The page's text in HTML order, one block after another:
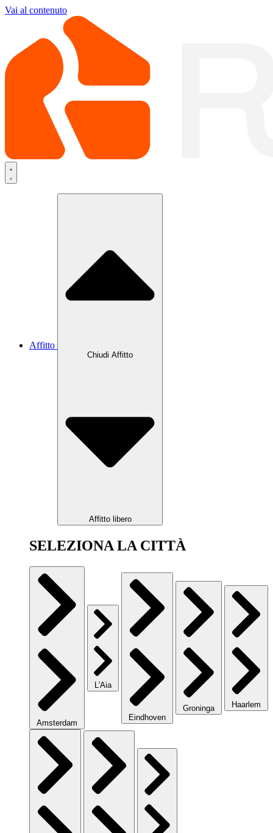
Vai al contenuto
Affitto
Chiudi Affitto
Affitto libero
SELEZIONA LA CITTÀ
Amsterdam
L'Aia
Eindhoven
Groninga Haarlem